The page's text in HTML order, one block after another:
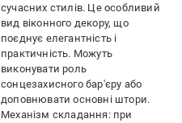
сучасних стилів. Це особливий
вид віконного декору, що
поєднує елегантність і
практичність. Можуть
виконувати роль
сонцезахисного бар'єру або
доповнювати основні штори.
Механізм складання: при